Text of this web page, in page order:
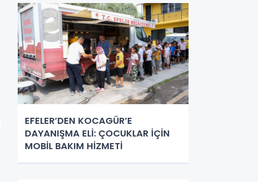
EFELER’DEN KOCAGÜR’E
DAYANIŞMA ELİ: ÇOCUKLAR İÇİN
MOBİL BAKIM HİZMETİ